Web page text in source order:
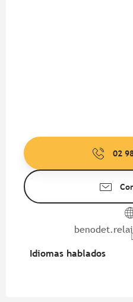
02
Idiomas hablados
Idiomas hablados